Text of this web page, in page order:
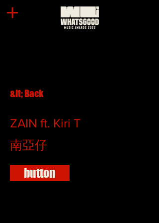
&lt; Back
ZAIN ft. Kiri T
南亞仔
button